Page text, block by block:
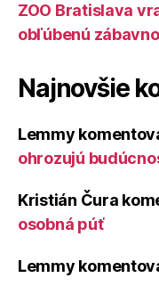
ZOO Bratislava
obľúbenú
Najnovšie
Lemmy
ohrozujú
Kristián Čura
osobná púť
Lemmy